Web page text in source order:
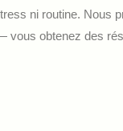
ni routine. Nous
vous obtenez des